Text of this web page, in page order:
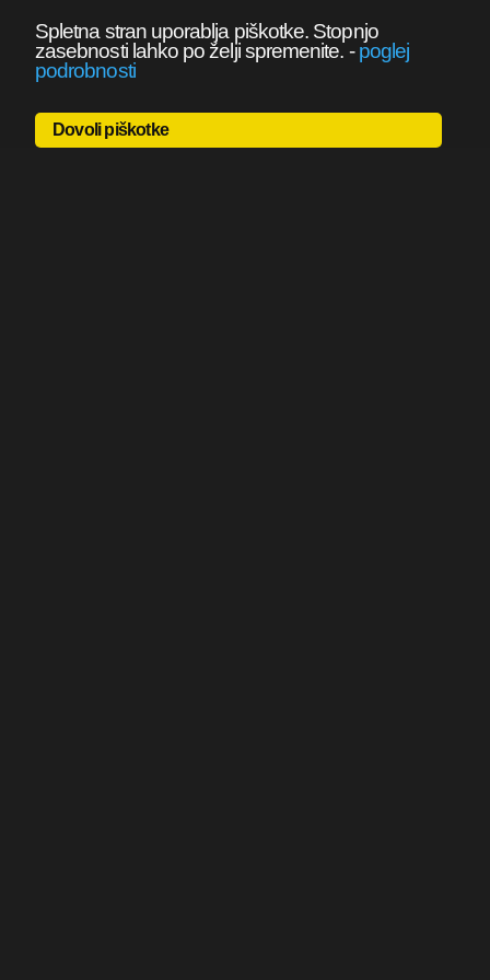
Spletna stran uporablja piškotke. Stopnjo
zasebnosti lahko po želji spremenite. -poglej
podrobnosti
Dovoli piškotke